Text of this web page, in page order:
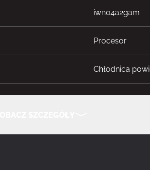
iwn04a2gam
Procesor
Chłodnica
12 cm